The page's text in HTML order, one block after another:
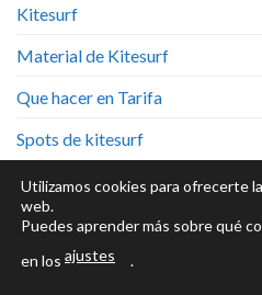
Kitesurf
Material de Kitesurf
Que hacer en Tarifa
Spots de kitesurf
Tarifa competitions
Tipos de Cursos
Utilizamos cookies para ofrecerte
web.
Puedes aprender más sobre qué
en los ajustes .